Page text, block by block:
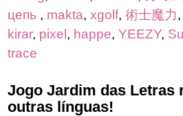
цепь , makta, xgolf, 術士魔力,
kirar, pixel, happe, YEEZY,
trace
Jogo Jardim das Letras
outras línguas!